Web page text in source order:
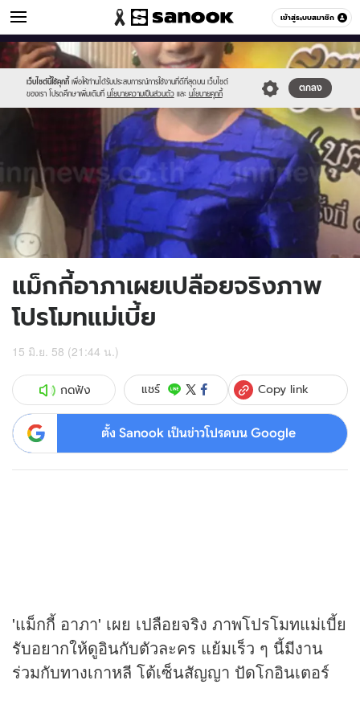
เข้าสู่ระบบสมาชิก
ข่าวบันเทิง หมวดอื่นๆ
เว็บไซต์นี้ใช้คุกกี้ เพื่อให้ท่านได้รับประสบการณ์การใช้งานที่ดีที่สุดบน เว็บไซต์
ของเรา โปรดศึกษาเพิ่มเติมที่ นโยบายความเป็นส่วนตัว และ นโยบายคุกกี้
ตกลง
Sanook
//s.isanook.com/sr/0/images/logo-
new-
sanook.png
600
60
//s.isanook.com/ns/0/ud/362/1812934/625115-
01.jpg
แม็กกี้อาภาเผยเปลือยจริงภาพ
โปรโมทแม่เบี้ย
15 มิ.ย. 58 (21:44 น.)
กดฟัง แชร์ Copy link
ตั้ง Sanook เป็นข่าวโปรดบน Google
'แม็กกี้ อาภา' เผย เปลือยจริง ภาพโปรโมทแม่เบี้ย
รับอยากให้ดูอินกับตัวละคร แย้มเร็ว ๆ นี้มีงาน
ร่วมกับทางเกาหลี โต้เซ็นสัญญา ปัดโกอินเตอร์